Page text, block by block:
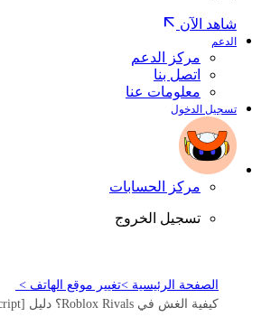
شاهد الآن
الدعم
مركز الدعم
اتصل بنا
معلومات عنا
تسجيل الدخول
مركز الحسابات
تسجيل الخروج
الصفحة الرئيسية >تغيير موقع الهاتف >
كيفية الغش في Roblox Rivals؟ دليل [Roblox Rivals Script]